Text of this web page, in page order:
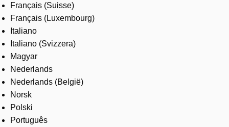
Français (Suisse)
Français (Luxembourg)
Italiano
Italiano (Svizzera)
Magyar
Nederlands
Nederlands (België)
Norsk
Polski
Português